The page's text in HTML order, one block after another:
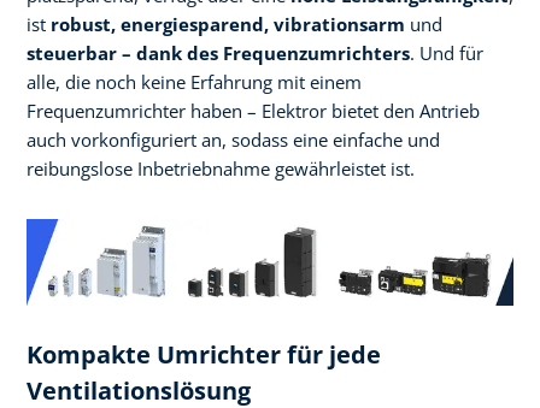
ist robust, energiesparend, vibrationsarm und
steuerbar – dank des Frequenzumrichters. Und für
alle, die noch keine Erfahrung mit einem
Frequenzumrichter haben – Elektror bietet den Antrieb
auch vorkonfiguriert an, sodass eine einfache und
reibungslose Inbetriebnahme gewährleistet ist.
Kompakte Umrichter für jede
Ventilationslösung